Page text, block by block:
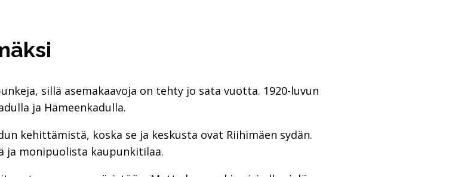
sillä asemakaavoja on tehty jo sata vuotta. 1920-luvun
ja Hämeenkadulla.
kehittämistä, koska se ja keskusta ovat Riihimäen sydän.
ja monipuolista kaupunkitilaa.